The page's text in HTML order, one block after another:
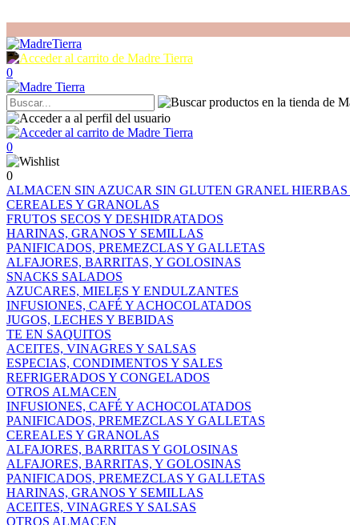
0
0
0
ALMACEN SIN AZUCAR SIN GLUTEN GRANEL HIERBAS
CEREALES Y GRANOLAS
FRUTOS SECOS Y DESHIDRATADOS
HARINAS, GRANOS Y SEMILLAS
PANIFICADOS, PREMEZCLAS Y GALLETAS
ALFAJORES, BARRITAS, Y GOLOSINAS
SNACKS SALADOS
AZUCARES, MIELES Y ENDULZANTES
INFUSIONES, CAFÉ Y ACHOCOLATADOS
JUGOS, LECHES Y BEBIDAS
TE EN SAQUITOS
ACEITES, VINAGRES Y SALSAS
ESPECIAS, CONDIMENTOS Y SALES
REFRIGERADOS Y CONGELADOS
OTROS ALMACEN
INFUSIONES, CAFÉ Y ACHOCOLATADOS
PANIFICADOS, PREMEZCLAS Y GALLETAS
CEREALES Y GRANOLAS
ALFAJORES, BARRITAS Y GOLOSINAS
ALFAJORES, BARRITAS, Y GOLOSINAS
PANIFICADOS, PREMEZCLAS Y GALLETAS
HARINAS, GRANOS Y SEMILLAS
ACEITES, VINAGRES Y SALSAS
OTROS ALMACEN